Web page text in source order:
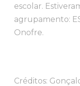
escolar.
agrupamento:
Onofre.
Créditos: